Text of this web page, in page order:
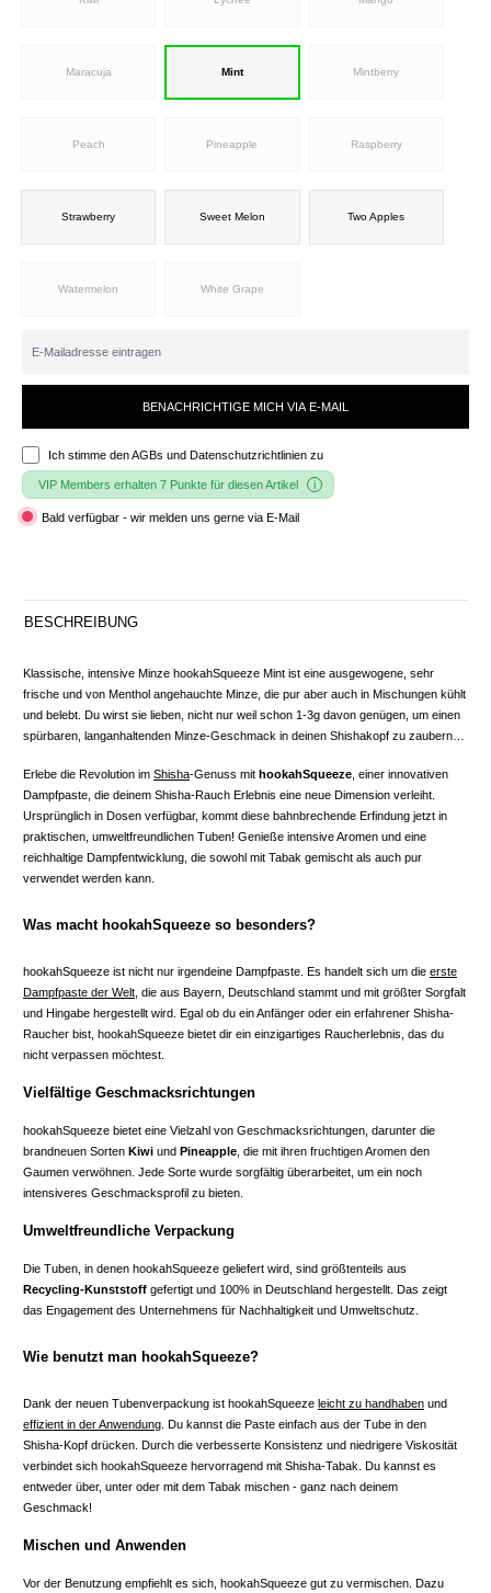
Maracuja Mint Mintberry
Peach Pineapple Raspberry
Strawberry Sweet Melon Two Apples
Watermelon White Grape
BENACHRICHTIGE MICH VIA E-MAIL
Ich stimme denAGBs und Datenschutzrichtlinien zu
VIP Members erhalten 7 Punkte für diesen Artikel
Bald verfügbar - wir melden uns gerne via E-Mail
BESCHREIBUNG
Klassische, intensive Minze hookahSqueeze Mint ist eine ausgewogene, sehr
frische und von Menthol angehauchte Minze, die pur aber auch in Mischungen kühlt
und belebt. Du wirst sie lieben, nicht nur weil schon 1-3g davon genügen, um einen
spürbaren, langanhaltenden Minze-Geschmack in deinen Shishakopf zu zaubern…
Erlebe die Revolution im Shisha-Genuss mit hookahSqueeze , einer innovativen
Dampfpaste, die deinem Shisha-Rauch Erlebnis eine neue Dimension verleiht.
Ursprünglich in Dosen verfügbar, kommt diese bahnbrechende Erfindung jetzt in
praktischen, umweltfreundlichen Tuben! Genieße intensive Aromen und eine
reichhaltige Dampfentwicklung, die sowohl mit Tabak gemischt als auch pur
verwendet werden kann.
Was macht hookahSqueeze so besonders?
hookahSqueeze ist nicht nur irgendeine Dampfpaste. Es handelt sich um die erste
Dampfpaste der Welt , die aus Bayern, Deutschland stammt und mit größter Sorgfalt
und Hingabe hergestellt wird. Egal ob du ein Anfänger oder ein erfahrener Shisha-
Raucher bist, hookahSqueeze bietet dir ein einzigartiges Raucherlebnis, das du
nicht verpassen möchtest.
Vielfältige Geschmacksrichtungen
hookahSqueeze bietet eine Vielzahl von Geschmacksrichtungen, darunter die
brandneuen Sorten Kiwi und Pineapple , die mit ihren fruchtigen Aromen den
Gaumen verwöhnen. Jede Sorte wurde sorgfältig überarbeitet, um ein noch
intensiveres Geschmacksprofil zu bieten.
Umweltfreundliche Verpackung
Die Tuben, in denen hookahSqueeze geliefert wird, sind größtenteils aus
Recycling-Kunststoff gefertigt und 100% in Deutschland hergestellt. Das zeigt
das Engagement des Unternehmens für Nachhaltigkeit und Umweltschutz.
Wie benutzt man hookahSqueeze?
Dank der neuen Tubenverpackung ist hookahSqueeze leicht zu handhaben und
effizient in der Anwendung . Du kannst die Paste einfach aus der Tube in den
Shisha-Kopf drücken. Durch die verbesserte Konsistenz und niedrigere Viskosität
verbindet sich hookahSqueeze hervorragend mit Shisha-Tabak. Du kannst es
entweder über, unter oder mit dem Tabak mischen - ganz nach deinem
Geschmack!
Mischen und Anwenden
Vor der Benutzung empfiehlt es sich, hookahSqueeze gut zu vermischen. Dazu